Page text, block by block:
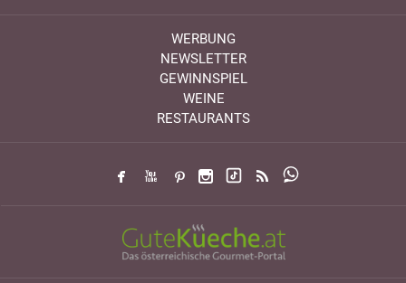
WERBUNG
NEWSLETTER
GEWINNSPIEL
WEINE
RESTAURANTS